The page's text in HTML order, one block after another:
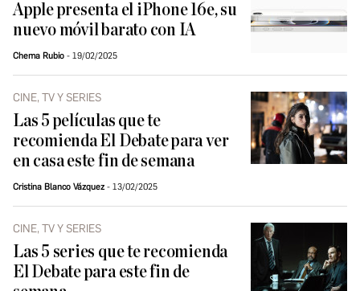
Apple presenta el iPhone 16e, su
nuevo móvil barato con IA
Chema Rubio 19/02/2025
CINE, TV Y SERIES
Las 5 películas que te
recomienda El Debate para ver
en casa este fin de semana
Cristina Blanco Vázquez 13/02/2025
CINE, TV Y SERIES
Las 5 series que te recomienda
El Debate para este fin de